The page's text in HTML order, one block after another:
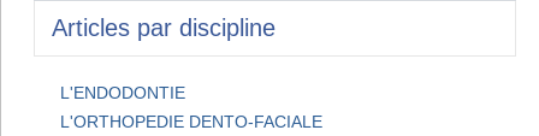
Articles par discipline
L'ENDODONTIE
L'ORTHOPEDIE DENTO-FACIALE